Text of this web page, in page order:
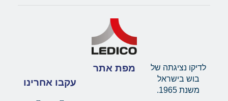
לדיקו נציגתה של
בוש בישראל
משנת 1965.
מפת אתר
עקבו אחרינו